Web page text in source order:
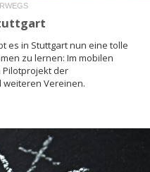
es in Stuttgart nun eine tolle
zu lernen: Im mobilen
Pilotprojekt der
weiteren Vereinen.